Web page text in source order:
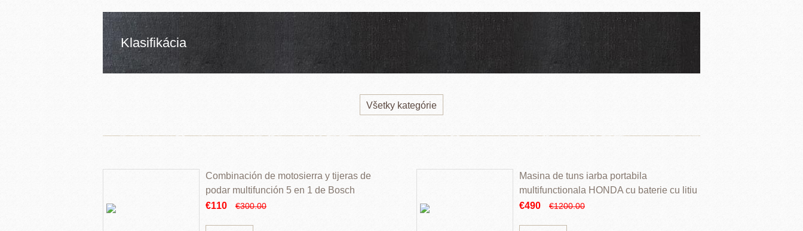
Klasifikácia
Všetky kategórie
Combinación de motosierra y tijeras de
podar multifunción 5 en 1 de Bosch
€110
€300.00
Masina de tuns iarba portabila
multifunctionala HONDA cu baterie cu litiu
€490
€1200.00